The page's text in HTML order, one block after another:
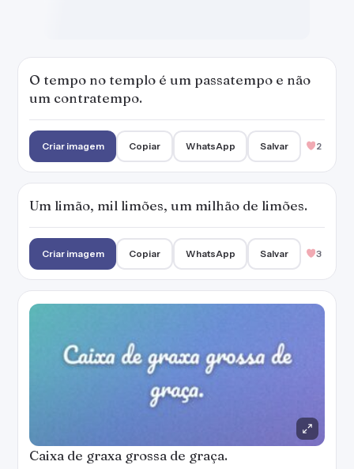
O tempo no templo é um passatempo e não
um contratempo.
Criar imagem Copiar WhatsApp Salvar 2
Um limão, mil limões, um milhão de limões.
Criar imagem Copiar WhatsApp Salvar 3
Caixa de graxa grossa de graça.